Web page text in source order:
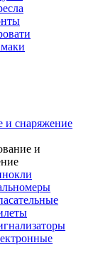
и снаряжение
и